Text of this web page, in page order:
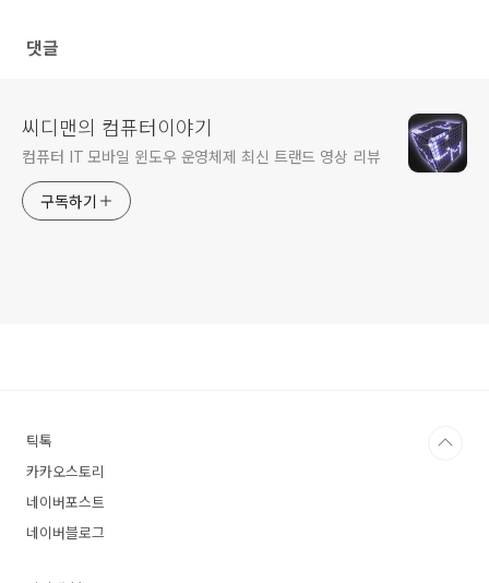
댓글
씨디맨의 컴퓨터이야기
컴퓨터 IT 모바일 윈도우 운영체제 최신 트랜드 영상 리뷰
구독하기
틱톡
카카오스토리
네이버포스트
네이버블로그